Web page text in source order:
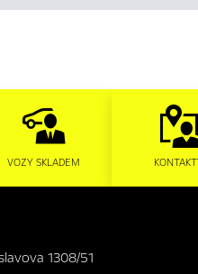
VOZY SKLADEM
1308/51